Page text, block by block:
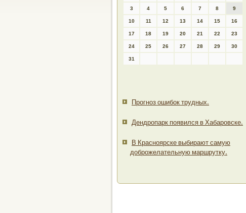
3 4 5 6 7 8 9
10 11 12 13 14 15 16
17 18 19 20 21 22 23
24 25 26 27 28 29 30
31
Прогноз ошибок трудных.
Дендропарк появился в Хабаровске.
В Красноярске выбирают самую
доброжелательную маршрутку.